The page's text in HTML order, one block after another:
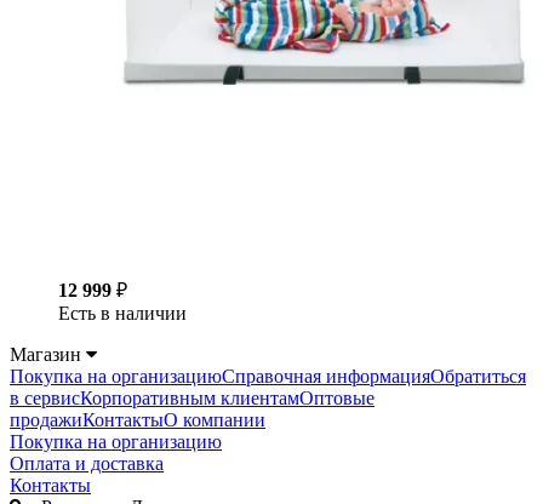
12 999 ₽
Есть в наличии
Магазин
Покупка на организациюСправочная информацияОбратиться
в сервисКорпоративным клиентамОптовые
продажиКонтактыО компании
Покупка на организацию
Оплата и доставка
Контакты